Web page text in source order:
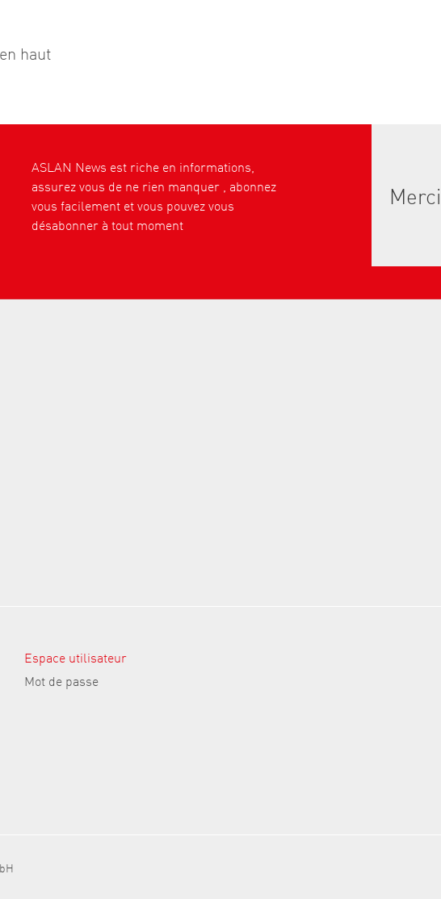
haut
ASLAN News est riche en informations,
assurez vous de ne rien manquer , abonnez
vous facilement et vous pouvez vous
désabonner à tout moment
Espace utilisateur
Mot de passe